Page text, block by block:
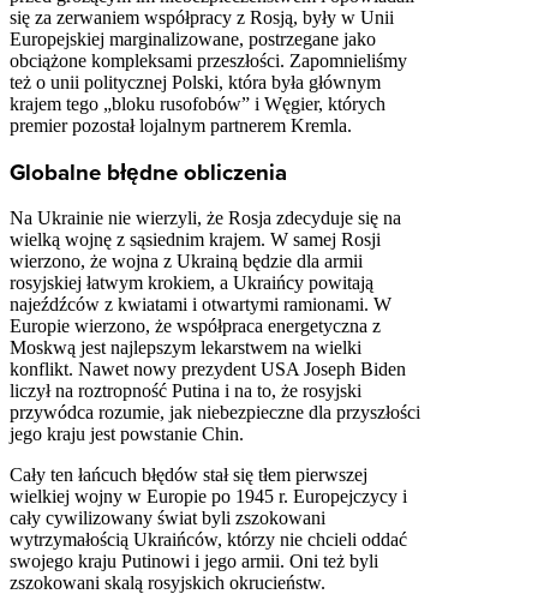
się za zerwaniem współpracy z Rosją, były w Unii
Europejskiej marginalizowane, postrzegane jako
obciążone kompleksami przeszłości. Zapomnieliśmy
też o unii politycznej Polski, która była głównym
krajem tego „bloku rusofobów” i Węgier, których
premier pozostał lojalnym partnerem Kremla.
Globalne błędne obliczenia
Na Ukrainie nie wierzyli, że Rosja zdecyduje się na
wielką wojnę z sąsiednim krajem. W samej Rosji
wierzono, że wojna z Ukrainą będzie dla armii
rosyjskiej łatwym krokiem, a Ukraińcy powitają
najeźdźców z kwiatami i otwartymi ramionami. W
Europie wierzono, że współpraca energetyczna z
Moskwą jest najlepszym lekarstwem na wielki
konflikt. Nawet nowy prezydent USA Joseph Biden
liczył na roztropność Putina i na to, że rosyjski
przywódca rozumie, jak niebezpieczne dla przyszłości
jego kraju jest powstanie Chin.
Cały ten łańcuch błędów stał się tłem pierwszej
wielkiej wojny w Europie po 1945 r. Europejczycy i
cały cywilizowany świat byli zszokowani
wytrzymałością Ukraińców, którzy nie chcieli oddać
swojego kraju Putinowi i jego armii. Oni też byli
zszokowani skalą rosyjskich okrucieństw.